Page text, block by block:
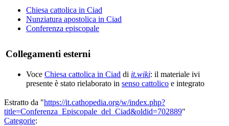
Chiesa cattolica in Ciad
Nunziatura apostolica in Ciad
Conferenza episcopale
Collegamenti esterni
Voce Chiesa cattolica in Ciad di it.wiki: il materiale ivi
presente è stato rielaborato in senso cattolico e integrato
Estratto da "https://it.cathopedia.org/w/index.php?
title=Conferenza_Episcopale_del_Ciad&oldid=702889"
Categorie: